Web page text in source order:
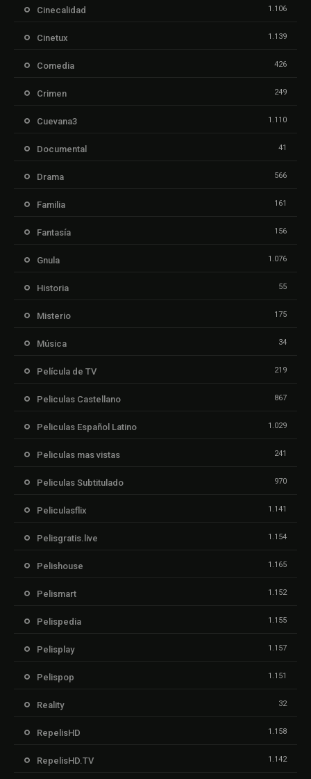
Cinecalidad 1.106
Cinetux 1.139
Comedia 426
Crimen 249
Cuevana3 1.110
Documental 41
Drama 566
Familia 161
Fantasía 156
Gnula 1.076
Historia 55
Misterio 175
Música 34
Película de TV 219
Peliculas Castellano 867
Peliculas Español Latino 1.029
Peliculas mas vistas 241
Peliculas Subtitulado 970
Peliculasflix 1.141
Pelisgratis.live 1.154
Pelishouse 1.165
Pelismart 1.152
Pelispedia 1.155
Pelisplay 1.157
Pelispop 1.151
Reality 32
RepelisHD 1.158
RepelisHD.TV 1.142